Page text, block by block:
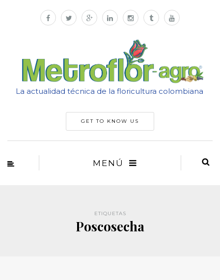
La actualidad técnica de la floricultura colombiana
GET TO KNOW US
MENÚ
ETIQUETAS
Poscosecha